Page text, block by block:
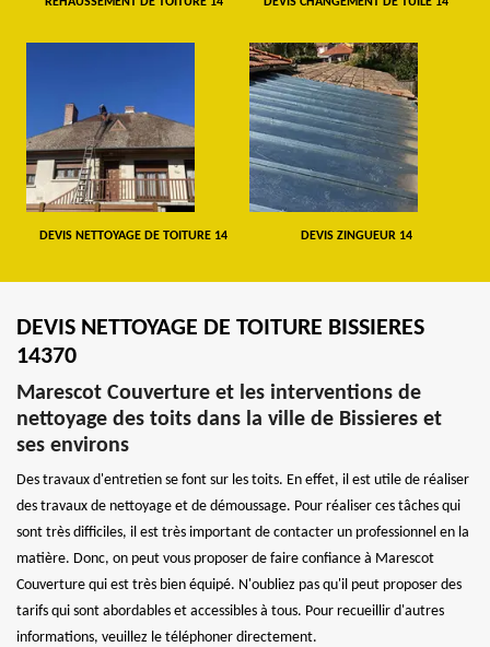
DEVIS NETTOYAGE DE TOITURE 14 DEVIS ZINGUEUR 14
DEVIS NETTOYAGE DE TOITURE BISSIERES
14370
Marescot Couverture et les interventions de
nettoyage des toits dans la ville de Bissieres et
ses environs
Des travaux d'entretien se font sur les toits. En effet, il est utile de réaliser
des travaux de nettoyage et de démoussage. Pour réaliser ces tâches qui
sont très difficiles, il est très important de contacter un professionnel en la
matière. Donc, on peut vous proposer de faire confiance à Marescot
Couverture qui est très bien équipé. N'oubliez pas qu'il peut proposer des
tarifs qui sont abordables et accessibles à tous. Pour recueillir d'autres
informations, veuillez le téléphoner directement.